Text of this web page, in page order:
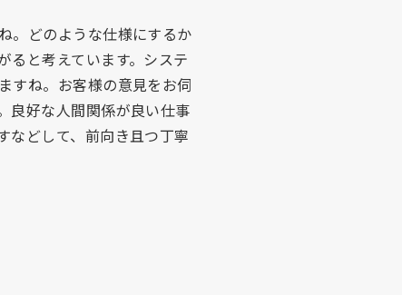
。どのような仕様にするか
ると考えています。システ
すね。お客様の意見をお伺
良好な人間関係が良い仕事
などして、前向き且つ丁寧